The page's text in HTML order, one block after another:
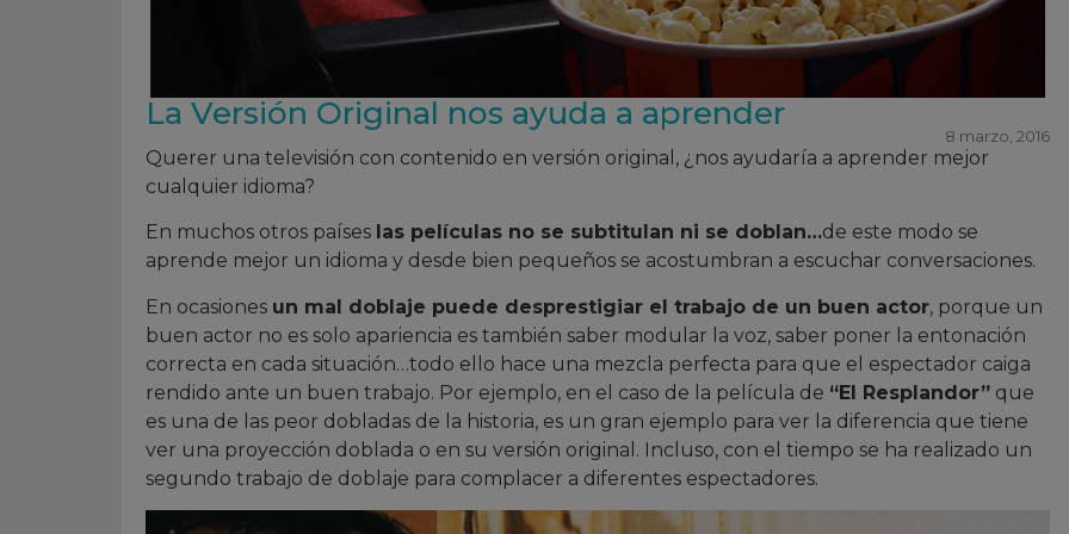
La Versión Original nos ayuda a aprender
8 marzo, 2016
Querer una televisión con contenido en versión original, ¿nos ayudaría a aprender mejor
cualquier idioma?
En muchos otros países las películas no se subtitulan ni se doblan…de este modo se
aprende mejor un idioma y desde bien pequeños se acostumbran a escuchar conversaciones.
En ocasiones un mal doblaje puede desprestigiar el trabajo de un buen actor, porque un
buen actor no es solo apariencia es también saber modular la voz, saber poner la entonación
correcta en cada situación…todo ello hace una mezcla perfecta para que el espectador caiga
rendido ante un buen trabajo. Por ejemplo, en el caso de la película de “El Resplandor” que
es una de las peor dobladas de la historia, es un gran ejemplo para ver la diferencia que tiene
ver una proyección doblada o en su versión original. Incluso, con el tiempo se ha realizado un
segundo trabajo de doblaje para complacer a diferentes espectadores.